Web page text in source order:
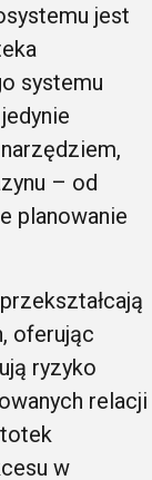
jest
systemu
– od
planowanie
oferując
ryzyko
relacji
w